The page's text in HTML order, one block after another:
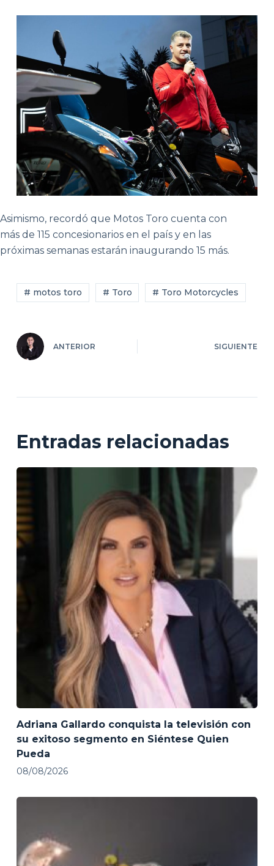
Asimismo, recordó que Motos Toro cuenta con
más de 115 concesionarios en el país y en las
próximas semanas estarán inaugurando 15 más.
# motos toro # Toro # Toro Motorcycles
ANTERIOR SIGUIENTE
Entradas relacionadas
Adriana Gallardo conquista la televisión con
su exitoso segmento en Siéntese Quien
Pueda
08/08/2026